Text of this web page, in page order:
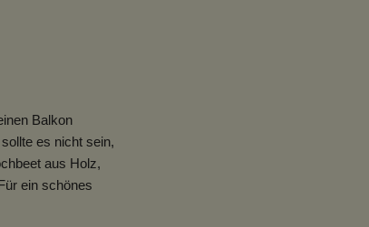
Balkon
es nicht sein,
aus Holz,
ein schönes